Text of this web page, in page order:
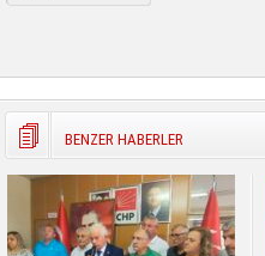
BENZER HABERLER